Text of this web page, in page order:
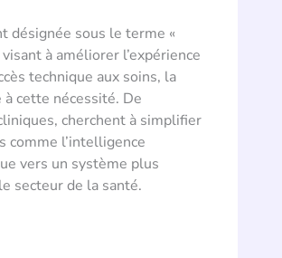
désignée sous le terme «
à améliorer l’expérience
technique aux soins, la
cette nécessité. De
cherchent à simplifier
comme l’intelligence
vers un système plus
secteur de la santé.